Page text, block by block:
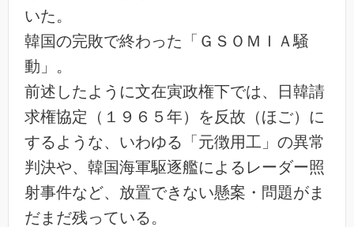
いた。
韓国の完敗で終わった「ＧＳＯＭＩＡ騒
動」。
前述したように文在寅政権下では、日韓請
求権協定（１９６５年）を反故（ほご）に
するような、いわゆる「元徴用工」の異常
判決や、韓国海軍駆逐艦によるレーダー照
射事件など、放置できない懸案・問題がま
だまだ残っている。